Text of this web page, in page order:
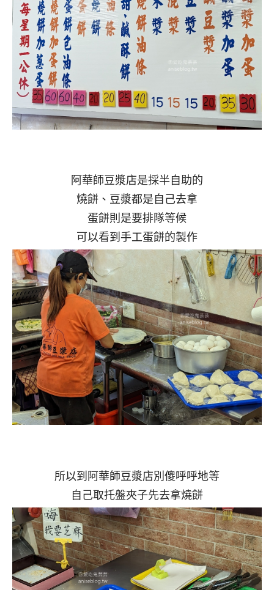
阿華師豆漿店是採半自助的
燒餅、豆漿都是自己去拿
蛋餅則是要排隊等候
可以看到手工蛋餅的製作
所以到阿華師豆漿店別傻呼呼地等
自己取托盤夾子先去拿燒餅